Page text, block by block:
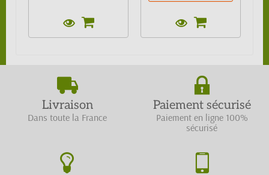
Livraison
Dans toute la France
Paiement sécurisé
Paiement en ligne 100%
sécurisé